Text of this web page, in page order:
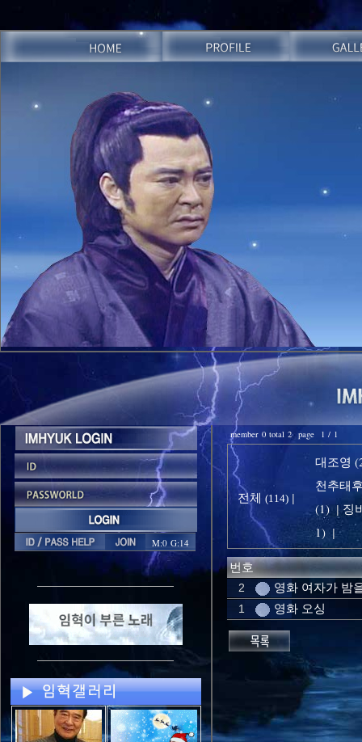
M:0 G:14
member 0 total 2 page 1 / 1
전체 (114) |
대조영
천추태
(1) | 징
1) |
번호
2 영화 여자가 밤
1 영화 오싱